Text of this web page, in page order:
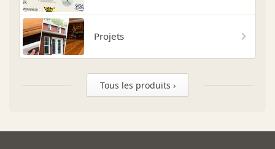
Projets
Tous les produits ›